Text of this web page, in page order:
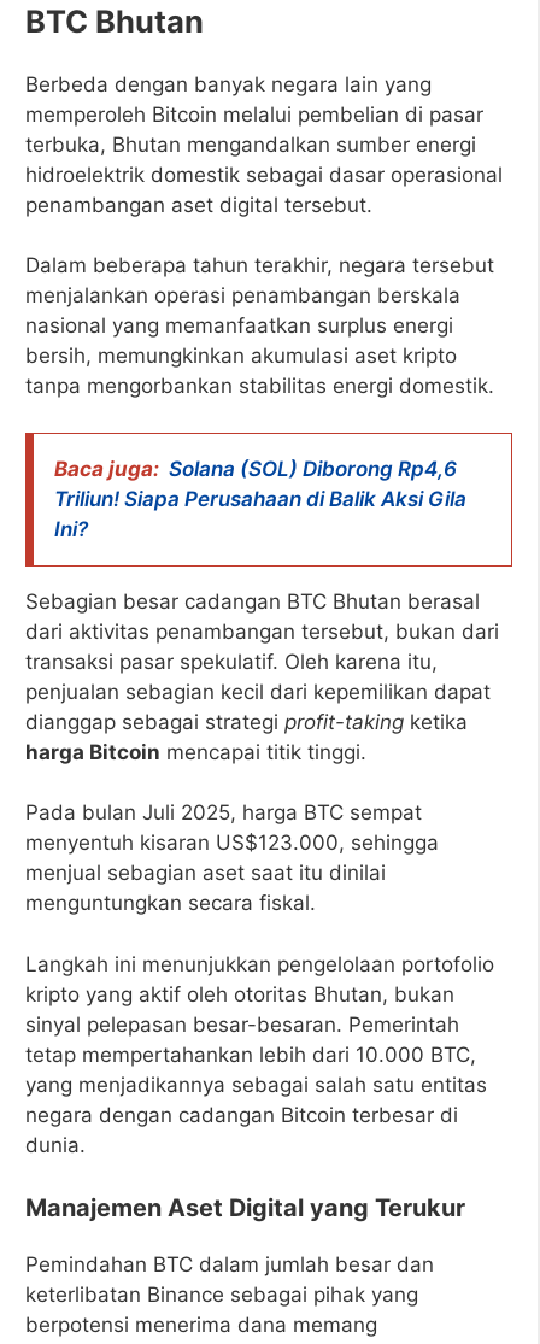
BTC Bhutan
Berbeda dengan banyak negara lain yang
memperoleh Bitcoin melalui pembelian di pasar
terbuka, Bhutan mengandalkan sumber energi
hidroelektrik domestik sebagai dasar operasional
penambangan aset digital tersebut.
Dalam beberapa tahun terakhir, negara tersebut
menjalankan operasi penambangan berskala
nasional yang memanfaatkan surplus energi
bersih, memungkinkan akumulasi aset kripto
tanpa mengorbankan stabilitas energi domestik.
Baca juga: Solana (SOL) Diborong Rp4,6
Triliun! Siapa Perusahaan di Balik Aksi Gila
Ini?
Sebagian besar cadangan BTC Bhutan berasal
dari aktivitas penambangan tersebut, bukan dari
transaksi pasar spekulatif. Oleh karena itu,
penjualan sebagian kecil dari kepemilikan dapat
dianggap sebagai strategi profit-taking ketika
harga Bitcoin mencapai titik tinggi.
Pada bulan Juli 2025, harga BTC sempat
menyentuh kisaran US$123.000, sehingga
menjual sebagian aset saat itu dinilai
menguntungkan secara fiskal.
Langkah ini menunjukkan pengelolaan portofolio
kripto yang aktif oleh otoritas Bhutan, bukan
sinyal pelepasan besar-besaran. Pemerintah
tetap mempertahankan lebih dari 10.000 BTC,
yang menjadikannya sebagai salah satu entitas
negara dengan cadangan Bitcoin terbesar di
dunia.
Manajemen Aset Digital yang Terukur
Pemindahan BTC dalam jumlah besar dan
keterlibatan Binance sebagai pihak yang
berpotensi menerima dana memang